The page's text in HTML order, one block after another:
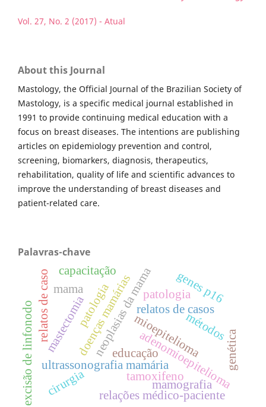
Vol. 27, No. 2 (2017) - Atual
About this Journal
Mastology, the Official Journal of the Brazilian Society of
Mastology, is a specific medical journal established in
1991 to provide continuing medical education with a
focus on breast diseases. The intentions are publishing
articles on epidemiology prevention and control,
screening, biomarkers, diagnosis, therapeutics,
rehabilitation, quality of life and scientific advances to
improve the understanding of breast diseases and
patient-related care.
Palavras-chave
adenomioepitelioma
mioepitelioma
relatos de casos
neoplasias da mamapatologia
ultrassonografia mamária
métodos
patologia
doenças mamárias
excisão de linfonodomastectomia
mama
tamoxifeno
relatos de caso
relações médico-paciente
genes p16
genética
cirurgia
educação
capacitação
mamografia